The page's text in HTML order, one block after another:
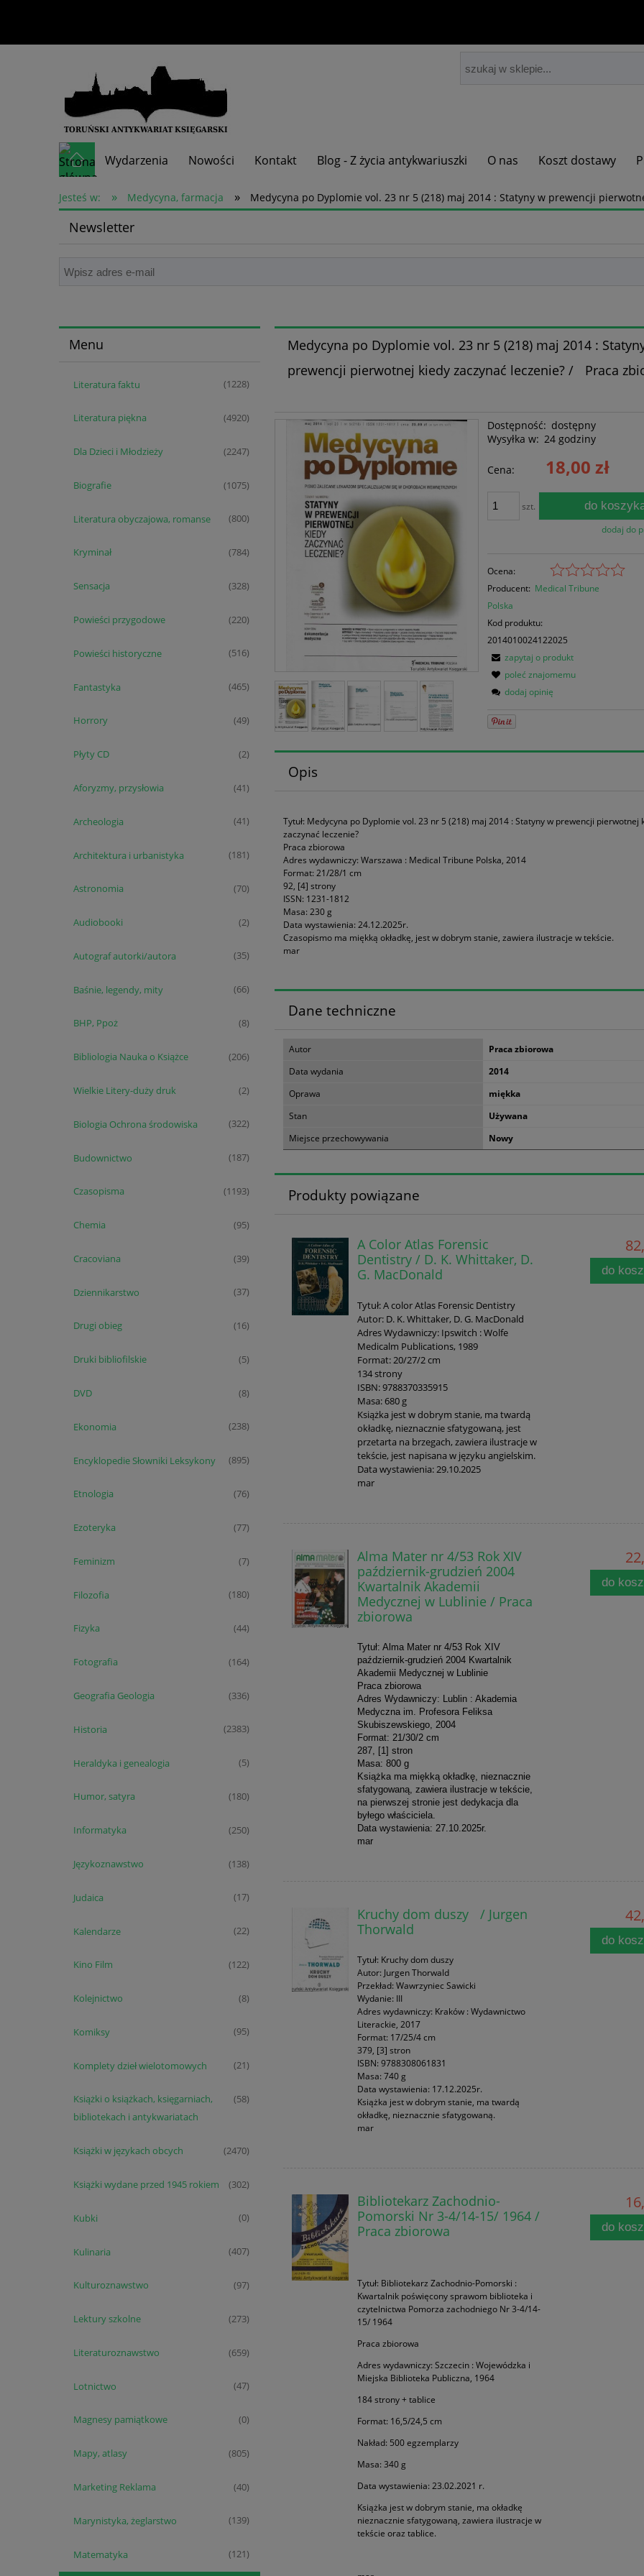
Wydarzenia Nowości Kontakt Blog - Z życia antykwariuszki O nas Koszt dostawy
Skup książek
Jesteś w: » Medycyna, farmacja » Medycyna po Dyplomie vol. 23 nr 5 (218) maj 2014 : Statyny w prewencji
Newsletter
Menu
Literatura faktu (1228)
Literatura piękna (4920)
Dla Dzieci i Młodzieży (2247)
Biografie (1075)
Literatura obyczajowa, romanse (800)
Kryminał (784)
Sensacja (328)
Powieści przygodowe (220)
Powieści historyczne (516)
Fantastyka (465)
Horrory (49)
Płyty CD (2)
Aforyzmy, przysłowia (41)
Archeologia (41)
Architektura i urbanistyka (181)
Astronomia (70)
Audiobooki (2)
Autograf autorki/autora (35)
Baśnie, legendy, mity (66)
BHP, Ppoż (8)
Bibliologia Nauka o Książce (206)
Wielkie Litery-duży druk (2)
Biologia Ochrona środowiska (322)
Budownictwo (187)
Czasopisma (1193)
Chemia (95)
Cracoviana (39)
Dziennikarstwo (37)
Drugi obieg (16)
Druki bibliofilskie (5)
DVD (8)
Ekonomia (238)
Encyklopedie Słowniki Leksykony (895)
Etnologia (76)
Ezoteryka (77)
Feminizm (7)
Filozofia (180)
Fizyka (44)
Fotografia (164)
Geografia Geologia (336)
Historia (2383)
Heraldyka i genealogia (5)
Humor, satyra (180)
Informatyka (250)
Językoznawstwo (138)
Judaica (17)
Kalendarze (22)
Kino Film (122)
Kolejnictwo (8)
Komiksy (95)
Komplety dzieł wielotomowych (21)
Książki o książkach, księgarniach,
bibliotekach i antykwariatach
(58)
Książki w językach obcych (2470)
Książki wydane przed 1945 rokiem (302)
Kubki (0)
Kulinaria (407)
Kulturoznawstwo (97)
Lektury szkolne (273)
Literaturoznawstwo (659)
Lotnictwo (47)
Magnesy pamiątkowe (0)
Mapy, atlasy (805)
Marketing Reklama (40)
Marynistyka, żeglarstwo (139)
Matematyka (121)
Medycyna po Dyplomie vol. 23 nr 5 (218) maj 2014 :
prewencji pierwotnej kiedy zaczynać leczenie? / Praca
Dostępność: dostępny
Wysyłka w: 24 godziny
Cena: 18,00 zł
szt. do
dodaj do
Ocena:
Producent: Medical Tribune
Polska
Kod produktu:
2014010024122025
zapytaj o produkt
poleć znajomemu
dodaj opinię
Opis
Tytuł: Medycyna po Dyplomie vol. 23 nr 5 (218) maj 2014 : Statyny w prewencji pierwotnej
zaczynać leczenie?
Praca zbiorowa
Adres wydawniczy: Warszawa : Medical Tribune Polska, 2014
Format: 21/28/1 cm
92, [4] strony
ISSN: 1231-1812
Masa: 230 g
Data wystawienia: 24.12.2025r.
Czasopismo ma miękką okładkę, jest w dobrym stanie, zawiera ilustracje w tekście.
mar
Dane techniczne
Autor
Praca zbiorowa
Data wydania
2014
Oprawa
miękka
Stan
Używana
Miejsce przechowywania
Nowy
Produkty powiązane
A Color Atlas Forensic
Dentistry / D. K. Whittaker, D.
G. MacDonald
Tytuł: A color Atlas Forensic Dentistry
Autor: D. K. Whittaker, D. G. MacDonald
Adres Wydawniczy: Ipswitch : Wolfe
Medicalm Publications, 1989
Format: 20/27/2 cm
134 strony
ISBN: 9788370335915
Masa: 680 g
Książka jest w dobrym stanie, ma twardą
okładkę, nieznacznie sfatygowaną, jest
przetarta na brzegach, zawiera ilustracje w
tekście, jest napisana w języku angielskim.
Data wystawienia: 29.10.2025
mar
do
Alma Mater nr 4/53 Rok XIV
październik-grudzień 2004
Kwartalnik Akademii
Medycznej w Lublinie / Praca
zbiorowa
Tytuł: Alma Mater nr 4/53 Rok XIV
październik-grudzień 2004 Kwartalnik
Akademii Medycznej w Lublinie
Praca zbiorowa
Adres Wydawniczy: Lublin : Akademia
Medyczna im. Profesora Feliksa
Skubiszewskiego, 2004
Format: 21/30/2 cm
287, [1] stron
Masa: 800 g
Książka ma miękką okładkę, nieznacznie
sfatygowaną, zawiera ilustracje w tekście,
na pierwszej stronie jest dedykacja dla
byłego właściciela.
Data wystawienia: 27.10.2025r.
mar
do
Kruchy dom duszy / Jurgen
Thorwald
Tytuł: Kruchy dom duszy
Autor: Jurgen Thorwald
Przekład: Wawrzyniec Sawicki
Wydanie: III
Adres wydawniczy: Kraków : Wydawnictwo
Literackie, 2017
Format: 17/25/4 cm
379, [3] stron
ISBN: 9788308061831
Masa: 740 g
Data wystawienia: 17.12.2025r.
Książka jest w dobrym stanie, ma twardą
okładkę, nieznacznie sfatygowaną.
mar
do
Bibliotekarz Zachodnio-
Pomorski Nr 3-4/14-15/ 1964 /
Praca zbiorowa
Tytuł: Bibliotekarz Zachodnio-Pomorski :
Kwartalnik poświęcony sprawom biblioteka i
czytelnictwa Pomorza zachodniego Nr 3-4/14-
15/ 1964
Praca zbiorowa
Adres wydawniczy: Szczecin : Wojewódzka i
Miejska Biblioteka Publiczna, 1964
184 strony + tablice
Format: 16,5/24,5 cm
Nakład: 500 egzemplarzy
Masa: 340 g
Data wystawienia: 23.02.2021 r.
Książka jest w dobrym stanie, ma okładkę
nieznacznie sfatygowaną, zawiera ilustracje w
tekście oraz tablice.
do